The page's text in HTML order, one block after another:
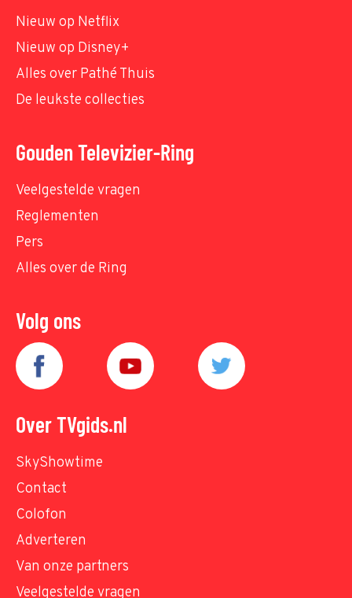
Nieuw op Netflix
Nieuw op Disney+
Alles over Pathé Thuis
De leukste collecties
Gouden Televizier-Ring
Veelgestelde vragen
Reglementen
Pers
Alles over de Ring
Volg ons
Over TVgids.nl
SkyShowtime
Contact
Colofon
Adverteren
Van onze partners
Veelgestelde vragen